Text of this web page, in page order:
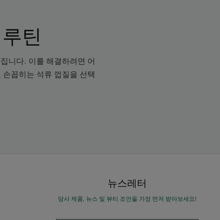
틴
니다. 이를 해결하려면 어
꼽히는 석류 껍질을 선택
뉴스레터
당사 제품, 뉴스 및 뷰티 조언을 가장 먼저 받아보세요!